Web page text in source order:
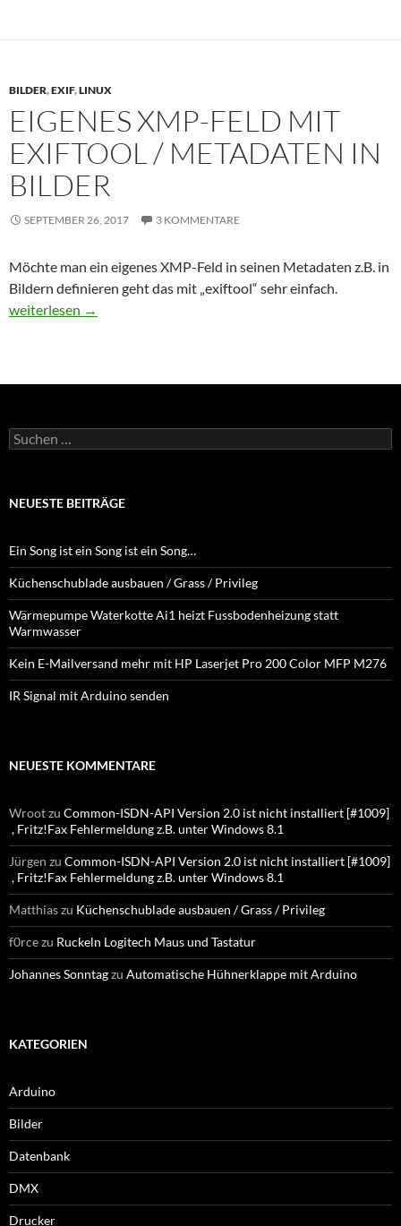
BILDER,EXIF,LINUX
EIGENES XMP-FELD MIT
EXIFTOOL / METADATEN IN
BILDER
SEPTEMBER 26, 2017 3 KOMMENTARE
Möchte man ein eigenes XMP-Feld in seinen Metadaten z.B. in
Bildern definieren geht das mit „exiftool“ sehr einfach.
Eigenes XMP-Feld mit exiftool / Metadaten in Bilder
weiterlesen →
Suchen
nach:
NEUESTE BEITRÄGE
Ein Song ist ein Song ist ein Song…
Küchenschublade ausbauen / Grass / Privileg
Wärmepumpe Waterkotte Ai1 heizt Fussbodenheizung statt
Warmwasser
Kein E-Mailversand mehr mit HP Laserjet Pro 200 Color MFP M276
IR Signal mit Arduino senden
NEUESTE KOMMENTARE
Wrootzu Common-ISDN-API Version 2.0 ist nicht installiert [#1009]
, Fritz!Fax Fehlermeldung z.B. unter Windows 8.1
Jürgen zu Common-ISDN-API Version 2.0 ist nicht installiert [#1009]
, Fritz!Fax Fehlermeldung z.B. unter Windows 8.1
Matthiaszu Küchenschublade ausbauen / Grass / Privileg
f0rcezu Ruckeln Logitech Maus und Tastatur
Johannes Sonntagzu Automatische Hühnerklappe mit Arduino
KATEGORIEN
Arduino
Bilder
Datenbank
DMX
Drucker